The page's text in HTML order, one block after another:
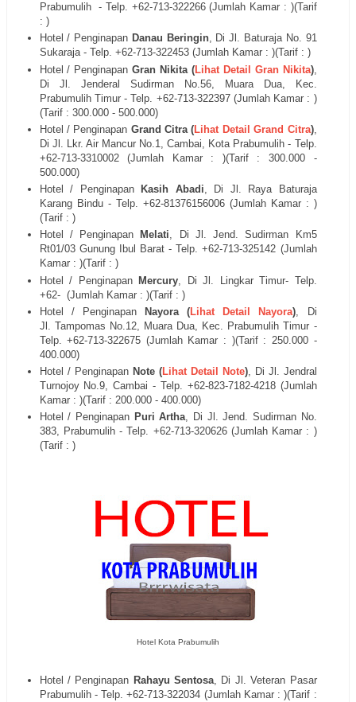
Prabumulih - Telp. +62-713-322266(Jumlah Kamar : )(Tarif
: )
Hotel / Penginapan Danau Beringin, DiJl. Baturaja No. 91
Sukaraja- Telp. +62-713-322453(Jumlah Kamar : )(Tarif : )
Hotel / Penginapan Gran Nikita (Lihat Detail Gran Nikita),
Di Jl. Jenderal Sudirman No.56, Muara Dua, Kec.
Prabumulih Timur - Telp. +62-713-322397 (Jumlah Kamar : )
(Tarif : 300.000 - 500.000)
Hotel / Penginapan Grand Citra ( Lihat Detail Grand Citra),
Di Jl. Lkr. Air Mancur No.1, Cambai, Kota Prabumulih- Telp.
+62-713-3310002(Jumlah Kamar : )(Tarif : 300.000 -
500.000)
Hotel / PenginapanKasih Abadi, Di Jl. Raya Baturaja
Karang Bindu- Telp. +62-81376156006(Jumlah Kamar : )
(Tarif : )
Hotel / Penginapan Melati, Di Jl. Jend. Sudirman Km5
Rt01/03 Gunung Ibul Barat- Telp. +62-713-325142 (Jumlah
Kamar : )(Tarif : )
Hotel / PenginapanMercury , Di Jl. Lingkar Timur- Telp.
+62- (Jumlah Kamar : )(Tarif : )
Hotel / PenginapanNayora ( Lihat Detail Nayora) , Di
Jl. Tampomas No.12, Muara Dua, Kec. Prabumulih Timur -
Telp. +62-713-322675 (Jumlah Kamar : )(Tarif : 250.000 -
400.000)
Hotel / PenginapanNote (Lihat Detail Note), Di Jl. Jendral
Turnojoy No.9, Cambai - Telp. +62-823-7182-4218 (Jumlah
Kamar : )(Tarif : 200.000 - 400.000)
Hotel / PenginapanPuri Artha, Di Jl. Jend. Sudirman No.
383, Prabumulih- Telp. +62-713-320626(Jumlah Kamar : )
(Tarif : )
Hotel Kota Prabumulih
Hotel / Penginapan Rahayu Sentosa, Di Jl. Veteran Pasar
Prabumulih- Telp. +62-713-322034 (Jumlah Kamar : )(Tarif :